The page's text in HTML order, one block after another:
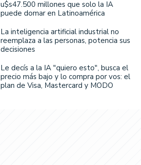
u$s47.500 millones que solo la IA
puede domar en Latinoamérica
La inteligencia artificial industrial no
reemplaza a las personas, potencia sus
decisiones
Le decís a la IA "quiero esto", busca el
precio más bajo y lo compra por vos: el
plan de Visa, Mastercard y MODO